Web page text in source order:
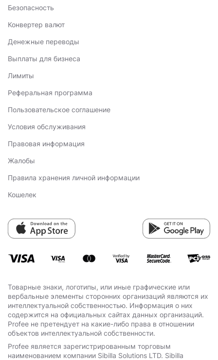
Безопасность
Конвертер валют
Денежные переводы
Выплаты для бизнеса
Лимиты
Реферальная программа
Пользовательское соглашение
Условия обслуживания
Правовая информация
Жалобы
Правила хранения личной информации
Кошелек
Товарные знаки, логотипы, или иные графические или
вербальные элементы сторонних организаций являются их
интеллектуальной собственностью. Информация о них
содержится на официальных сайтах данных организаций.
Profee не претендует на какие-либо права в отношении
объектов интеллектуальной собственности.
Profee является зарегистрированным торговым
наименованием компании Sibilla Solutions LTD. Sibilla